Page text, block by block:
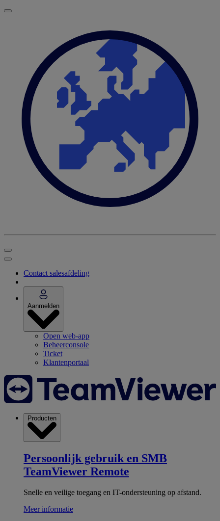
Contact salesafdeling
Aanmelden
Open web-app
Beheerconsole
Ticket
Klantenportaal
Producten
Persoonlijk gebruik en SMB
TeamViewer Remote
Snelle en veilige toegang en IT-ondersteuning op afstand.
Meer informatie